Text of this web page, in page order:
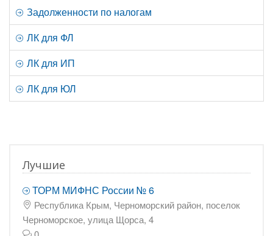
Задолженности по налогам
ЛК для ФЛ
ЛК для ИП
ЛК для ЮЛ
Лучшие
ТОРМ МИФНС России № 6
Республика Крым, Черноморский район, поселок
Черноморское, улица Щорса, 4